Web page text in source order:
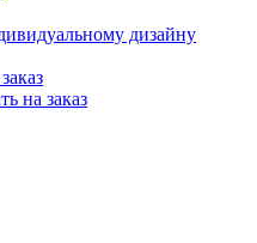
дизайну
на заказ